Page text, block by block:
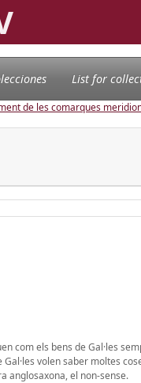
List for
de les comarques
com els bens de Gal·les
volen saber moltes
anglosaxona, el non-sense.